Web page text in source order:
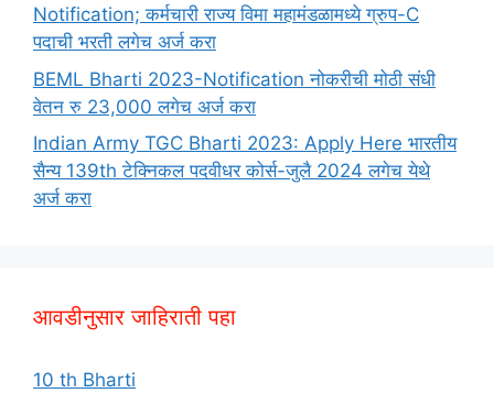
Notification; कर्मचारी राज्य विमा महामंडळामध्ये ग्रुप-C
पदाची भरती लगेच अर्ज करा
BEML Bharti 2023-Notification नोकरीची मोठी संधी
वेतन रु 23,000 लगेच अर्ज करा
Indian Army TGC Bharti 2023: Apply Here भारतीय
सैन्य 139th टेक्निकल पदवीधर कोर्स-जुलै 2024 लगेच येथे
अर्ज करा
आवडीनुसार जाहिराती पहा
10 th Bharti